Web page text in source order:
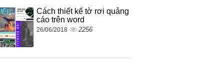
Cách thiết kế tờ rơi quảng
cáo trên word
26/06/2018 2256